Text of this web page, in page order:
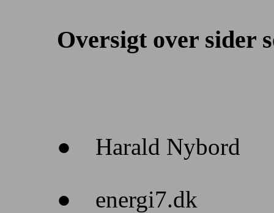
Oversigt over
● Harald Nybord
● energi7.dk